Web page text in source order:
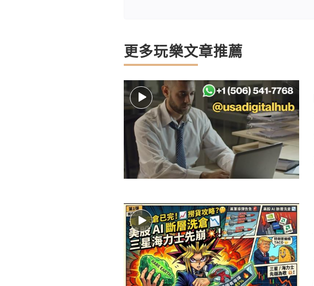
更多玩樂文章推薦